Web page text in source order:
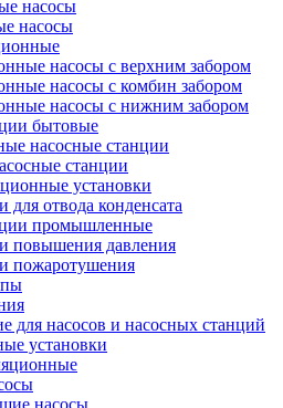
насосы
насосы
насосы с верхним забором
насосы с комбин забором
насосы с нижним забором
бытовые
насосные станции
станции
установки
для отвода конденсата
промышленные
повышения давления
пожаротушения
для насосов и насосных станций
установки
насосы